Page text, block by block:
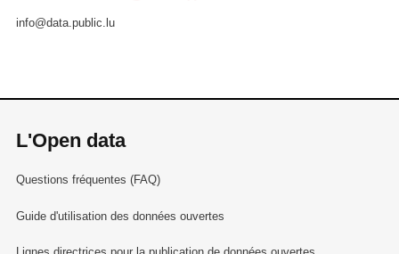
info@data.public.lu
L'Open data
Questions fréquentes (FAQ)
Guide d'utilisation des données ouvertes